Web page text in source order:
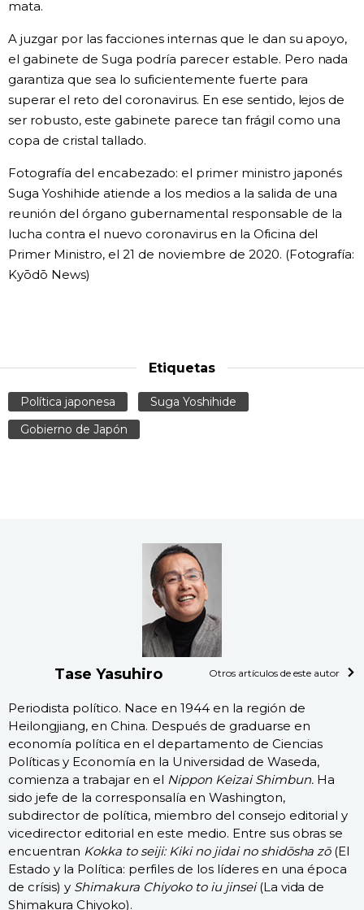
mata.
A juzgar por las facciones internas que le dan su apoyo,
el gabinete de Suga podría parecer estable. Pero nada
garantiza que sea lo suficientemente fuerte para
superar el reto del coronavirus. En ese sentido, lejos de
ser robusto, este gabinete parece tan frágil como una
copa de cristal tallado.
Fotografía del encabezado: el primer ministro japonés
Suga Yoshihide atiende a los medios a la salida de una
reunión del órgano gubernamental responsable de la
lucha contra el nuevo coronavirus en la Oficina del
Primer Ministro, el 21 de noviembre de 2020. (Fotografía:
Kyōdō News)
Etiquetas
Política japonesa
Suga Yoshihide
Gobierno de Japón
Tase Yasuhiro Otros artículos de este autor
Periodista político. Nace en 1944 en la región de
Heilongjiang, en China. Después de graduarse en
economía política en el departamento de Ciencias
Políticas y Economía en la Universidad de Waseda,
comienza a trabajar en el Nippon Keizai Shimbun.Ha
sido jefe de la corresponsalía en Washington,
subdirector de política, miembro del consejo editorial y
vicedirector editorial en este medio. Entre sus obras se
encuentran Kokka to seiji: Kiki no jidai no shidōsha zō(El
Estado y la Política: perfiles de los líderes en una época
de crísis) y Shimakura Chiyoko to iu jinsei(La vida de
Shimakura Chiyoko).